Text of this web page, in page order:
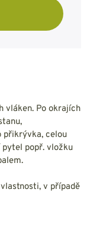
vláken. Po okrajích
přikrývka, celou
popř. vložku
v případě